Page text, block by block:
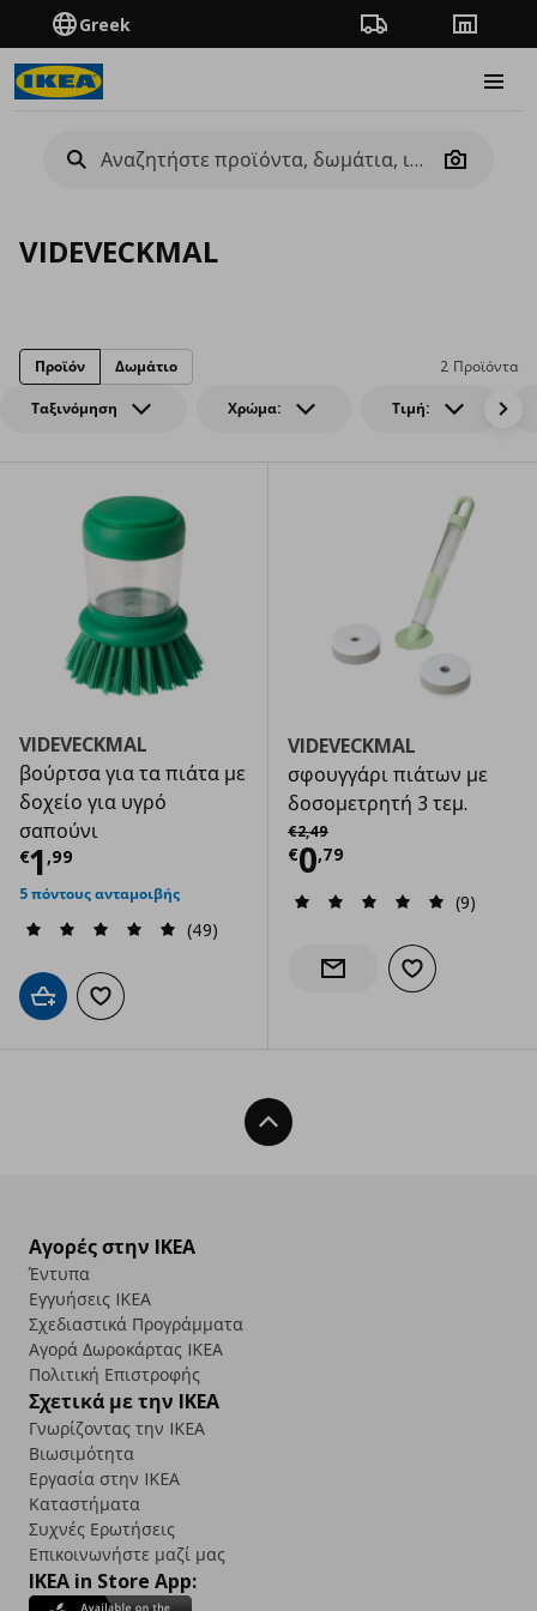
Greek Πορεία παραγγελίας
Camera
VIDEVECKMAL
Ταξινόμηση Χρώμα: Τιμή:
2 Προϊόντα
Προϊόν Δωμάτιο
VIDEVECKMAL
βούρτσα για τα πιάτα με
δοχείο για υγρό
σαπούνι
€1 ,99
Τρέχουσα τιμή € 1,99
5 πόντους ανταμοιβής
(49)
Προσθήκη στο καλάθι
Προσθήκη στα αγαπημένα
VIDEVECKMAL
σφουγγάρι πιάτων με
δοσομετρητή 3 τεμ.
€2,49
Αρχική τιμή
€0,79
Τρέχουσα
(9)
Ενημέρωση διαθεσιμότητας
Προσθήκη στα
Back To Top
Αγορές στην IKEA
Έντυπα
Εγγυήσεις IKEA
Σχεδιαστικά Προγράμματα
Αγορά Δωρoκάρτας IKEA
Πολιτική Επιστροφής
Σχετικά με την IKEA
Γνωρίζοντας την IKEA
Βιωσιμότητα
Εργασία στην IKEA
Καταστήματα
Συχνές Ερωτήσεις
Επικοινωνήστε μαζί μας
IKEA in Store App: